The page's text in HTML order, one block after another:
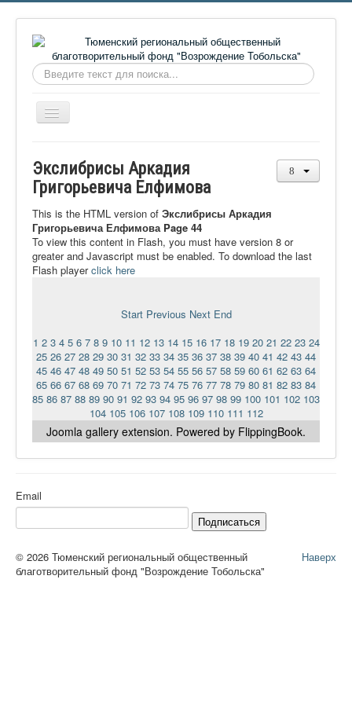
Искать...
Включить/
выключить
О фонде
Видеоматериалы
Контакты
Ермаковополе.рф
Экслибрисы Аркадия
Григорьевича Елфимова
This is the HTML version of Экслибрисы Аркадия
Григорьевича Елфимова Page 44
To view this content in Flash, you must have version 8 or
greater and Javascript must be enabled. To download the last
Flash playerclick here
Start Previous Next End
1 2 3 4 5 6 7 8 9 10 11 12 13 14 15 16 17 18 19 20 21 22 23 24
25 26 27 28 29 30 31 32 33 34 35 36 37 38 39 40 41 42 43 44
45 46 47 48 49 50 51 52 53 54 55 56 57 58 59 60 61 62 63 64
65 66 67 68 69 70 71 72 73 74 75 76 77 78 79 80 81 82 83 84
85 86 87 88 89 90 91 92 93 94 95 96 97 98 99 100 101 102 103
104 105 106 107 108 109 110 111 112
Joomla gallery extension. Powered by FlippingBook.
Email
Подписаться
Наверх
© 2026 Тюменский региональный общественный
благотворительный фонд "Возрождение Тобольска"